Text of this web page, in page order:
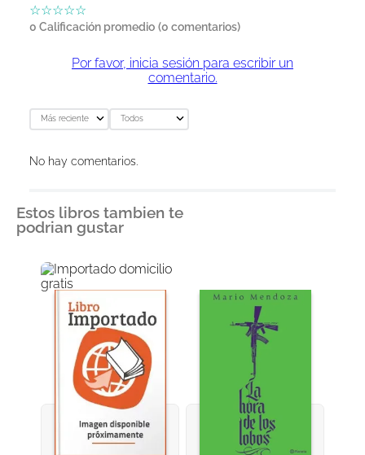
☆☆☆☆☆
0 Calificación promedio (0 comentarios)
Por favor, inicia sesión para escribir un
comentario.
Más reciente Todos
No hay comentarios.
Estos libros tambien te
podrian gustar